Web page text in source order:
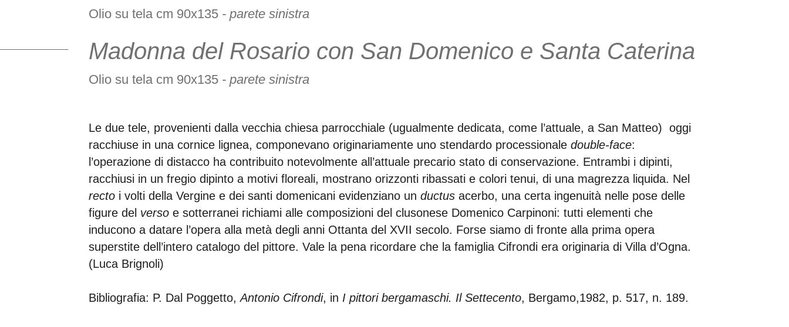
Olio su tela cm 90x135 - parete sinistra
Madonna del Rosario con San Domenico e Santa Caterina
Olio su tela cm 90x135 - parete sinistra
Le due tele, provenienti dalla vecchia chiesa parrocchiale (ugualmente dedicata, come l’attuale, a San Matteo) oggi
racchiuse in una cornice lignea, componevano originariamente uno stendardo processionaledouble-face:
l’operazione di distacco ha contribuito notevolmente all’attuale precario stato di conservazione. Entrambi i dipinti,
racchiusi in un fregio dipinto a motivi floreali, mostrano orizzonti ribassati e colori tenui, di una magrezza liquida. Nel
recto i volti della Vergine e dei santi domenicani evidenziano unductus acerbo, una certa ingenuità nelle pose delle
figure del versoe sotterranei richiami alle composizioni del clusonese Domenico Carpinoni: tutti elementi che
inducono a datare l’opera alla metà degli anni Ottanta del XVII secolo. Forse siamo di fronte alla prima opera
superstite dell’intero catalogo del pittore. Vale la pena ricordare che la famiglia Cifrondi era originaria di Villa d’Ogna.
(Luca Brignoli)
Bibliografia: P. Dal Poggetto,Antonio Cifrondi, in I pittori bergamaschi. Il Settecento, Bergamo,1982, p. 517, n. 189.